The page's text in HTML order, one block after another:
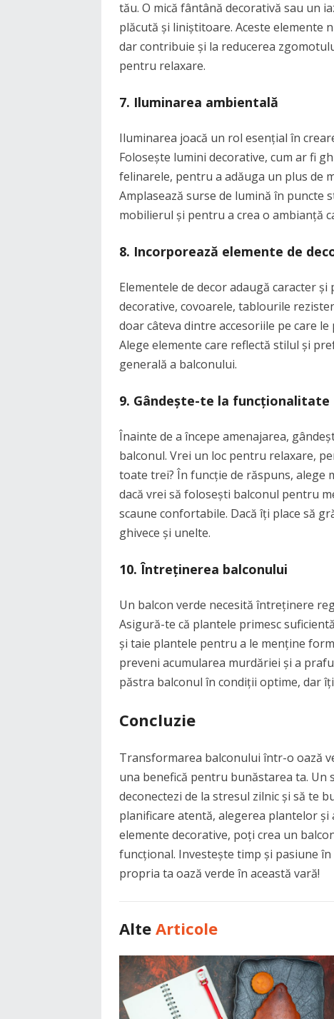
tău. O mică fântână decorativă sau un
plăcută și liniștitoare. Aceste elemente
dar contribuie și la reducerea
pentru relaxare.
7. Iluminarea ambientală
Iluminarea joacă un rol esențial în
Folosește lumini decorative, cum ar fi
felinarele, pentru a adăuga un plus de
Amplasează surse de lumină în puncte
mobilierul și pentru a crea o ambianță
8. Incorporează elemente de
Elementele de decor adaugă caracter
decorative, covoarele, tablourile
doar câteva dintre accesoriile pe care
Alege elemente care reflectă stilul și
generală a balconului.
9. Gândește-te la funcționalitate
Înainte de a începe amenajarea,
balconul. Vrei un loc pentru relaxare,
toate trei? În funcție de răspuns, alege
dacă vrei să folosești balconul pentru
scaune confortabile. Dacă îți place să
ghivece și unelte.
10.Întreținerea balconului
Un balcon verde necesită întreținere
Asigură-te că plantele primesc
și taie plantele pentru a le menține
preveni acumularea murdăriei și a
păstra balconul în condiții optime, dar
Concluzie
Transformarea balconului într-o oază
una benefică pentru bunăstarea ta. Un
deconectezi de la stresul zilnic și să te
planificare atentă, alegerea plantelor
elemente decorative, poți crea un
funcțional. Investește timp și pasiune
propria ta oază verde în această vară!
Alte Articole